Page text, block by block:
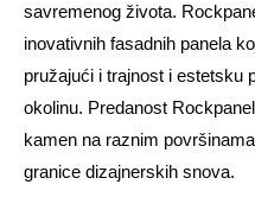
savremenog života.
inovativnih fasadnih panela
pružajući i trajnost i estetsku
okolinu. Predanost
kamen na raznim
granice dizajnerskih snova.